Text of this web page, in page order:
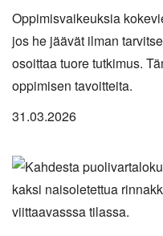
Oppimisvaikeuksia
jos he jäävät ilman
osoittaa tuore tutkimus.
oppimisen tavoitteita.
31.03.2026